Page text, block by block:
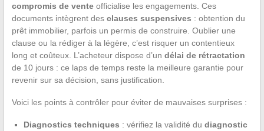
compromis de venteofficialise les engagements. Ces
documents intègrent des clauses suspensives : obtention du
prêt immobilier, parfois un permis de construire. Oublier une
clause ou la rédiger à la légère, c’est risquer un contentieux
long et coûteux. L’acheteur dispose d’un délai de rétractation
de 10 jours : ce laps de temps reste la meilleure garantie pour
revenir sur sa décision, sans justification.
Voici les points à contrôler pour éviter de mauvaises surprises :
Diagnostics techniques : vérifiez la validité du diagnostic